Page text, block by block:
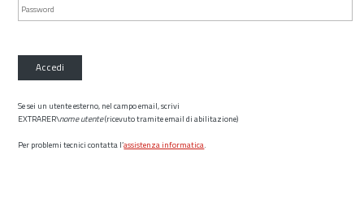
Accedi
Se sei un utente esterno, nel campo email, scrivi
EXTRARER\nome utente(ricevuto tramite email di abilitazione)
Per problemi tecnici contatta l’assistenza informatica.